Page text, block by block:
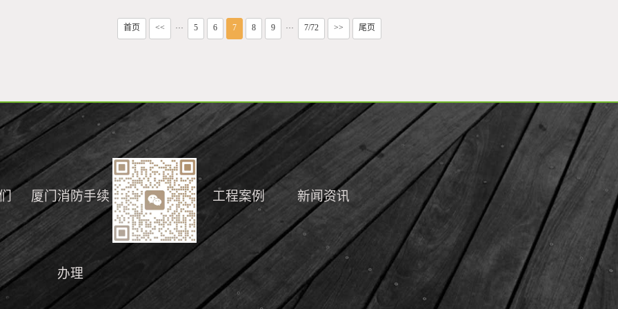
首页 << ··· 5 6 7 8 9 ··· 7/72 >> 尾页
厦门消防手续
办理
工程案例 新闻资讯